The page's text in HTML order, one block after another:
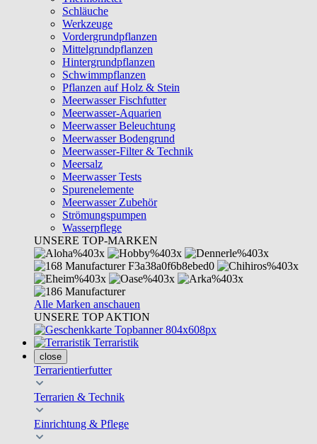
Schläuche
Werkzeuge
Vordergrundpflanzen
Mittelgrundpflanzen
Hintergrundpflanzen
Schwimmpflanzen
Pflanzen auf Holz & Stein
Meerwasser Fischfutter
Meerwasser-Aquarien
Meerwasser Beleuchtung
Meerwasser Bodengrund
Meerwasser-Filter & Technik
Meersalz
Meerwasser Tests
Spurenelemente
Meerwasser Zubehör
Strömungspumpen
Wasserpflege
UNSERE TOP-MARKEN
Alle Marken anschauen
UNSERE TOP AKTION
Terraristik
close
Terrarientierfutter
Terrarien & Technik
Einrichtung & Pflege